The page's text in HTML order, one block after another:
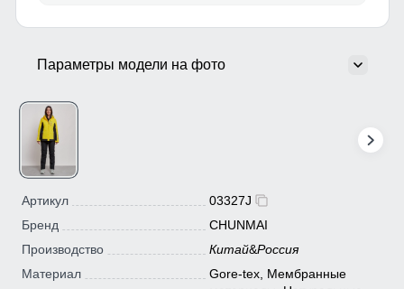
Параметры модели на фото
Артикул
03327J
Бренд
CHUNMAI
Производство
Китай&Россия
Материал
Gore-tex, Мембранные